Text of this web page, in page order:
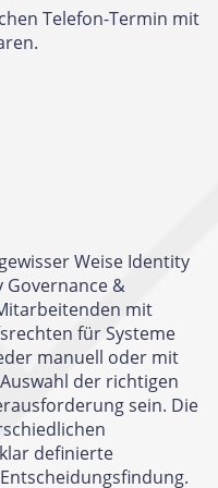
Telefon-Termin mit
Weise Identity
Governance &
mit
für Systeme
manuell oder mit
der richtigen
sein. Die
definierte